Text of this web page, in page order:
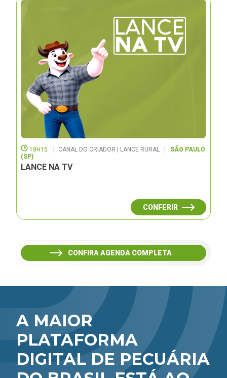
18H15 CANAL DO CRIADOR | LANCE RURAL
SÃO PAULO
(SP)
LANCE NA TV
CONFERIR
CONFIRA AGENDA COMPLETA
A MAIOR
PLATAFORMA
DIGITAL DE PECUÁRIA